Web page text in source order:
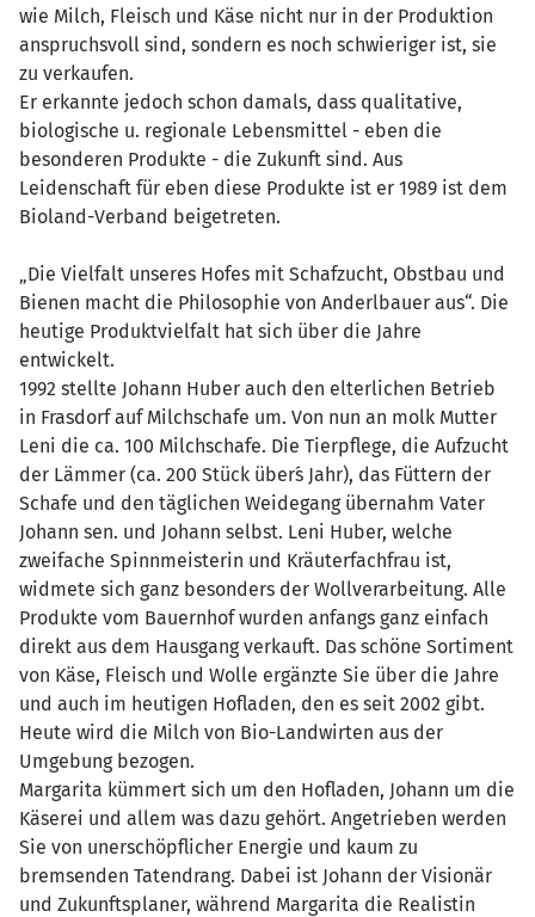
wie Milch, Fleisch und Käse nicht nur in der Produktion
anspruchsvoll sind, sondern es noch schwieriger ist, sie
zu verkaufen.
Er erkannte jedoch schon damals, dass qualitative,
biologische u. regionale Lebensmittel - eben die
besonderen Produkte - die Zukunft sind. Aus
Leidenschaft für eben diese Produkte ist er 1989 ist dem
Bioland-Verband beigetreten.
„Die Vielfalt unseres Hofes mit Schafzucht, Obstbau und
Bienen macht die Philosophie von Anderlbauer aus“. Die
heutige Produktvielfalt hat sich über die Jahre
entwickelt.
1992 stellte Johann Huber auch den elterlichen Betrieb
in Frasdorf auf Milchschafe um. Von nun an molk Mutter
Leni die ca. 100 Milchschafe. Die Tierpflege, die Aufzucht
der Lämmer (ca. 200 Stück über´s Jahr), das Füttern der
Schafe und den täglichen Weidegang übernahm Vater
Johann sen. und Johann selbst. Leni Huber, welche
zweifache Spinnmeisterin und Kräuterfachfrau ist,
widmete sich ganz besonders der Wollverarbeitung. Alle
Produkte vom Bauernhof wurden anfangs ganz einfach
direkt aus dem Hausgang verkauft. Das schöne Sortiment
von Käse, Fleisch und Wolle ergänzte Sie über die Jahre
und auch im heutigen Hofladen, den es seit 2002 gibt.
Heute wird die Milch von Bio-Landwirten aus der
Umgebung bezogen.
Margarita kümmert sich um den Hofladen, Johann um die
Käserei und allem was dazu gehört. Angetrieben werden
Sie von unerschöpflicher Energie und kaum zu
bremsenden Tatendrang. Dabei ist Johann der Visionär
und Zukunftsplaner, während Margarita die Realistin